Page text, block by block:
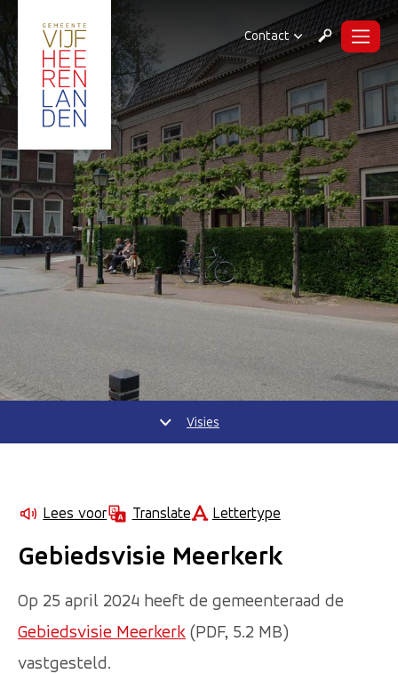
Contact ZoekenMenu
Visies
Lees voor Translate Lettertype
Gebiedsvisie Meerkerk
Op 25 april 2024 heeft de gemeenteraad de
Gebiedsvisie Meerkerk (PDF, 5.2 MB)
vastgesteld.